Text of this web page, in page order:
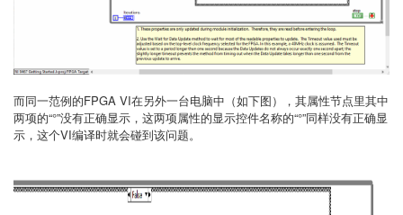
而同一范例的FPGA VI在另外一台电脑中（如下图），其属性节点里其中
两项的“°”没有正确显示，这两项属性的显示控件名称的“°”同样没有正确显
示，这个VI编译时就会碰到该问题。